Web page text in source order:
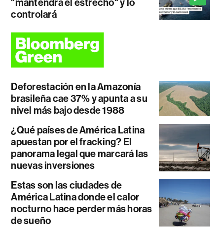
"mantendrá el estrecho" y lo
controlará
Deforestación en la Amazonía
brasileña cae 37% y apunta a su
nivel más bajo desde 1988
¿Qué países de América Latina
apuestan por el fracking? El
panorama legal que marcará las
nuevas inversiones
Estas son las ciudades de
América Latina donde el calor
nocturno hace perder más horas
de sueño